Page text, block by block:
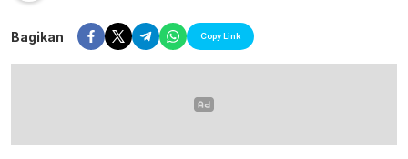
Bagikan Copy Link